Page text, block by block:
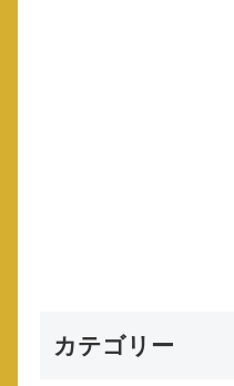
カテゴリー